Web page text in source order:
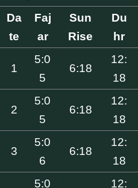
Da
te
Faj
ar
Sun
Rise
Du
hr
1
5:0
5
6:18
12:
18
2
5:0
5
6:18
12:
18
3
5:0
6
6:18
12:
18
5:0 12: